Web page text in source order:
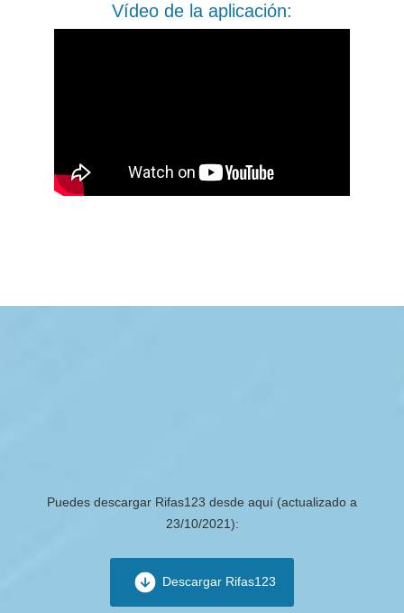
Vídeo de la aplicación:
Puedes descargar Rifas123 desde aquí (actualizado a
23/10/2021):
Descargar Rifas123